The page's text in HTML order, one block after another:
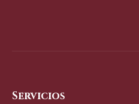
Servicios